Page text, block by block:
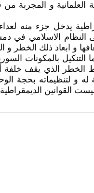
يدخل جزء منه
النظام الاسلامي في
و ابعاد ذلك الخطر
بالمكونات
الذي يقف خلفة
له و لتنظيماته
الديمقراطية